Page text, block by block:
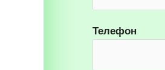
Телефон